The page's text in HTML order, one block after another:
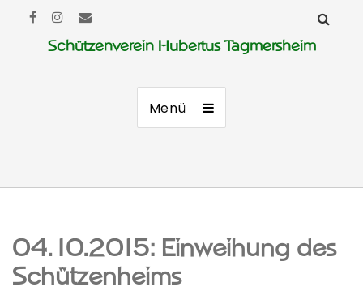
Schützenverein Hubertus Tagmersheim
Menü
04.10.2015: Einweihung des
Schützenheims